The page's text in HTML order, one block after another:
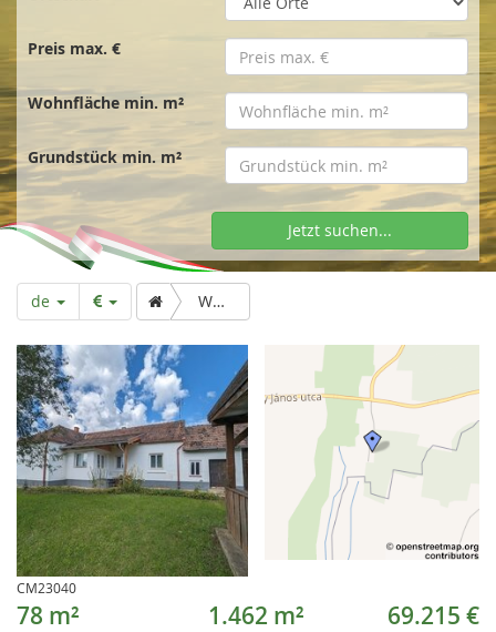
s
e
i
t
e
Preis max. €
Wohnfläche min. m²
Grundstück min. m²
Jetzt suchen...
de Wohnhaus mit schöner Aussicht und breitem Grundstück
CM23040
78 m² 1.462 m² 69.215 €